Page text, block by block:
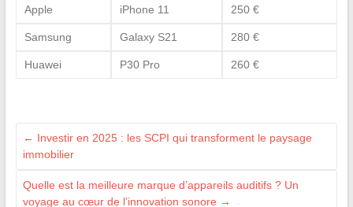
Apple iPhone 11 250 €
Samsung Galaxy S21 280 €
Huawei P30 Pro 260 €
← Investir en 2025 : les SCPI qui transforment le paysage
immobilier
Quelle est la meilleure marque d’appareils auditifs ? Un
voyage au cœur de l’innovation sonore →